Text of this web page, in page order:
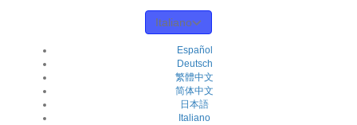
Italiano
Español
Deutsch
繁體中文
简体中文
日本語
Italiano